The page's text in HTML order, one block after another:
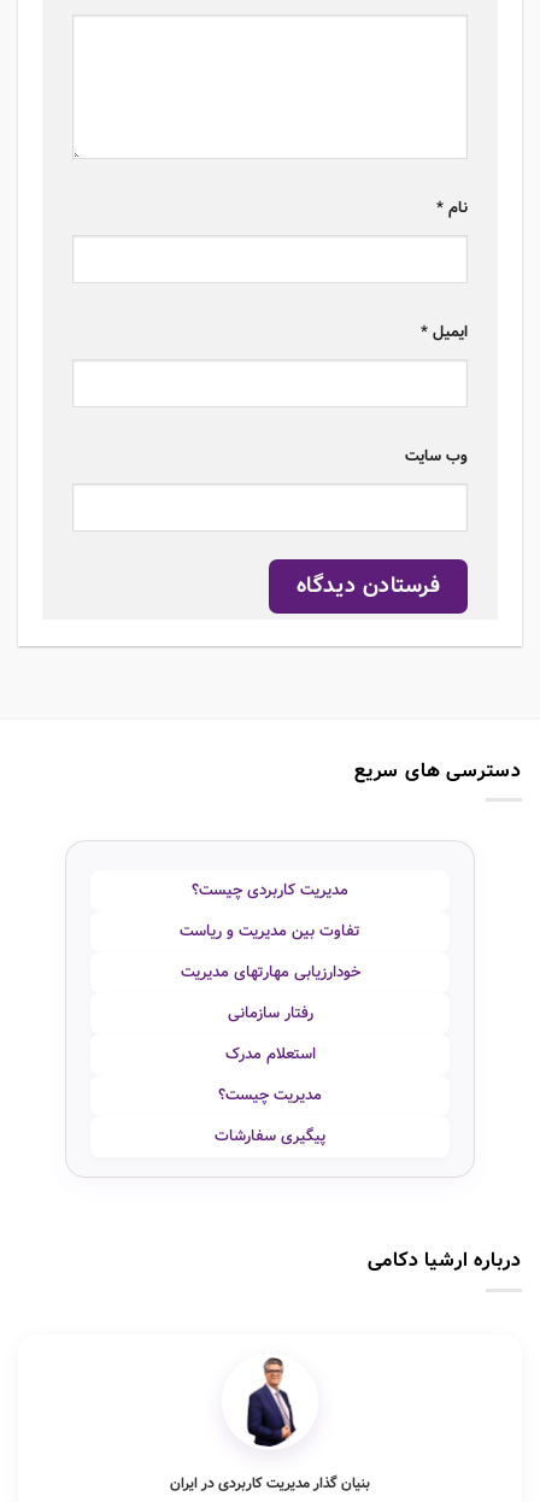
نام *
ایمیل *
وب‌ سایت
دسترسی های سریع
مدیریت کاربردی چیست؟
تفاوت بین مدیریت و ریاست
خودارزیابی مهارتهای مدیریت
رفتار سازمانی
استعلام مدرک
مدیریت چیست؟
پیگیری سفارشات
درباره ارشیا دکامی
بنیان گذار مدیریت کاربردی در ایران